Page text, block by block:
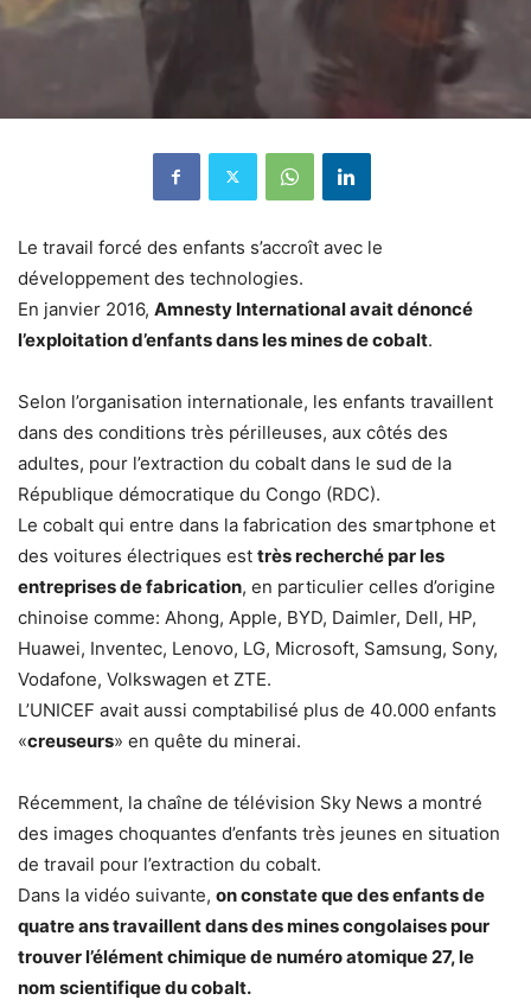
Le travail forcé des enfants s’accroît avec le
développement des technologies.
En janvier 2016, Amnesty International avait dénoncé
l’exploitation d’enfants dans les mines de cobalt.
Selon l’organisation internationale, les enfants travaillent
dans des conditions très périlleuses, aux côtés des
adultes, pour l’extraction du cobalt dans le sud de la
République démocratique du Congo (RDC).
Le cobalt qui entre dans la fabrication des smartphone et
des voitures électriques est très recherché par les
entreprises de fabrication, en particulier celles d’origine
chinoise comme: Ahong, Apple, BYD, Daimler, Dell, HP,
Huawei, Inventec, Lenovo, LG, Microsoft, Samsung, Sony,
Vodafone, Volkswagen et ZTE.
L’UNICEF avait aussi comptabilisé plus de 40.000 enfants
«creuseurs» en quête du minerai.
Récemment, la chaîne de télévision Sky News a montré
des images choquantes d’enfants très jeunes en situation
de travail pour l’extraction du cobalt.
Dans la vidéo suivante, on constate que des enfants de
quatre ans travaillent dans des mines congolaises pour
trouver l’élément chimique de numéro atomique 27, le
nom scientifique du cobalt.